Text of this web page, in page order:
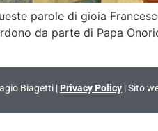
parole di gioia
da parte di Papa
Biagetti | Privacy Policy | Sito